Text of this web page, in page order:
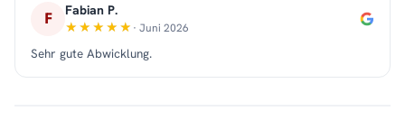
F Fabian P.
· Juni 2026
Sehr gute Abwicklung.